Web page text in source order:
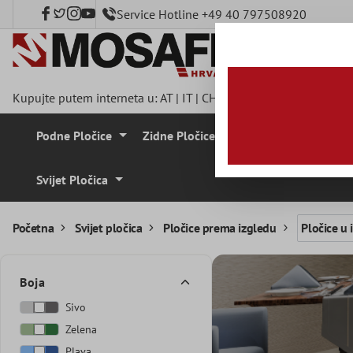
glavni sadržaj Service Hotline +49 40 797508920
Kupujte putem interneta u:AT| IT| CH
Podne Pločice Zidne Pločice
Svijet Pločica
Početna Svijet pločica Pločice prema izgledu Pločice u
Boja
Sivo
Zelena